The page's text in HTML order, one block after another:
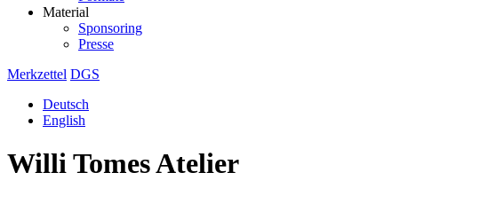
Material
Sponsoring
Presse
Merkzettel DGS
Deutsch
English
Willi Tomes Atelier